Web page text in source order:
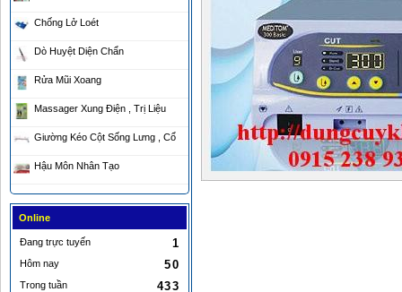
Chống Lở Loét
Dò Huyệt Diện Chẩn
Rửa Mũi Xoang
Massager Xung Điện , Trị Liệu
Giường Kéo Cột Sống Lưng , Cổ
Hậu Môn Nhân Tạo
Online
Đang trực tuyến 1
Hôm nay 50
Trong tuần 433